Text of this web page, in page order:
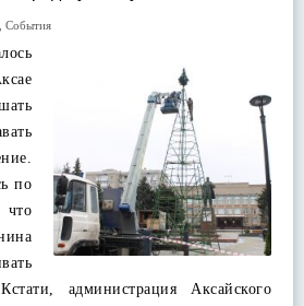
События
по
администрация Аксайского